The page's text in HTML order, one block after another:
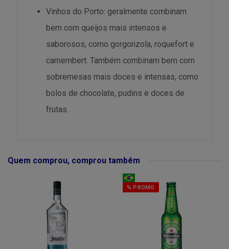
Vinhos do Porto: geralmente combinam
bem com queijos mais intensos e
saborosos, como gorgonzola, roquefort e
camembert. Também combinam bem com
sobremesas mais doces e intensas, como
bolos de chocolate, pudins e doces de
frutas.
Quem comprou, comprou também
% PROMO